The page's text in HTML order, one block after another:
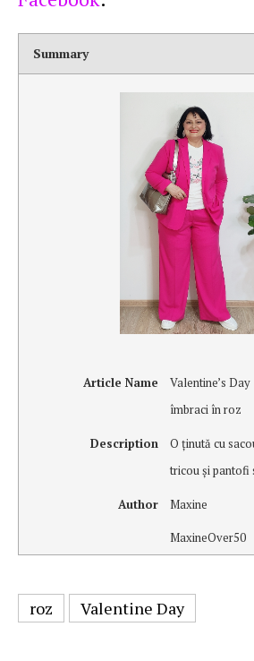
Summary
Article Name
Valentine’s
îmbraci în roz
Description
O ţinută cu
tricou şi pantofi
Author Maxine
MaxineOver50
roz Valentine Day